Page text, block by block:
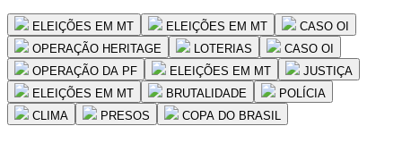
ELEIÇÕES EM MT ELEIÇÕES EM MT
CASO OI
OPERAÇÃO HERITAGE
LOTERIAS
CASO OI
OPERAÇÃO DA PF
ELEIÇÕES EM MT
JUSTIÇA
ELEIÇÕES EM MT
BRUTALIDADE
POLÍCIA
CLIMA
PRESOS COPA DO BRASIL